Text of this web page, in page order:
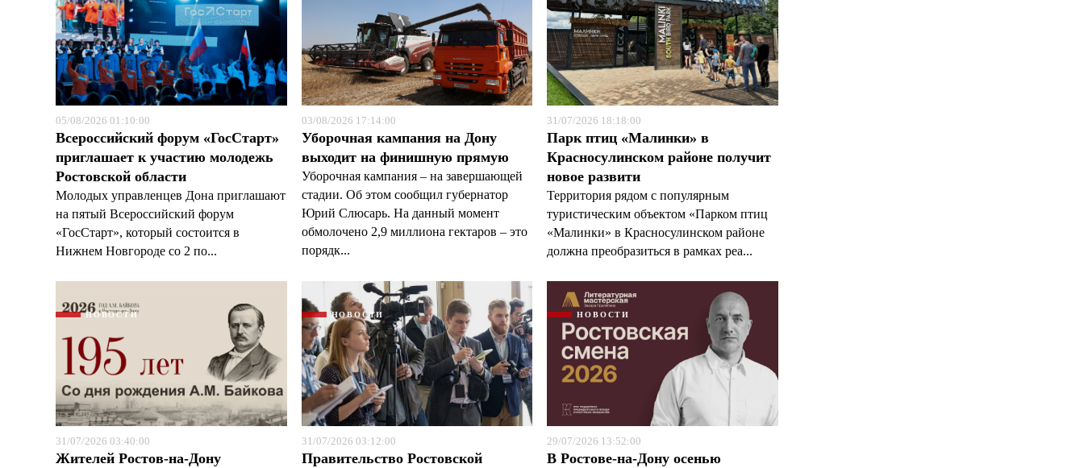
05/08/2026 01:10:00
Всероссийский форум «ГосСтарт»
приглашает к участию молодежь
Ростовской области
Молодых управленцев Дона приглашают
на пятый Всероссийский форум
«ГосСтарт», который состоится в
Нижнем Новгороде со 2 по...
03/08/2026 17:14:00
Уборочная кампания на Дону
выходит на финишную прямую
Уборочная кампания – на завершающей
стадии. Об этом сообщил губернатор
Юрий Слюсарь. На данный момент
обмолочено 2,9 миллиона гектаров – это
порядк...
31/07/2026 18:18:00
Парк птиц «Малинки» в
Красносулинском районе получит
новое развити
Территория рядом с популярным
туристическим объектом «Парком птиц
«Малинки» в Красносулинском районе
должна преобразиться в рамках реа...
НОВОСТИ
31/07/2026 03:40:00
Жителей Ростов-на-Дону
НОВОСТИ
31/07/2026 03:12:00
Правительство Ростовской
НОВОСТИ
29/07/2026 13:52:00
В Ростове-на-Дону осенью
Я согласен с политикой конфиденциальности и защиты информации*
Я согласен с политикой конфиденциальности и защиты информации*